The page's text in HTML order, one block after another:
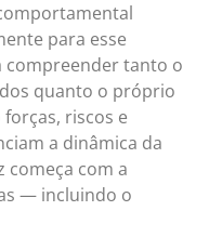
para esse
compreender tanto o
quanto o próprio
riscos e
a dinâmica da
começa com a
— incluindo o